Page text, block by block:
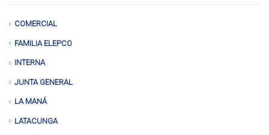
COMERCIAL
FAMILIA ELEPCO
INTERNA
JUNTA GENERAL
LA MANÁ
LATACUNGA